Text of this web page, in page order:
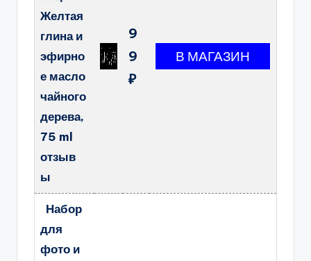
Желтая
глина и
эфирно
е масло
чайного
дерева,
75 ml
отзыв
ы
9
9
₽
Набор
для
фото и